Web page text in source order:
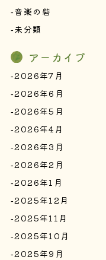
音楽の砦
未分類
アーカイブ
2026年7月
2026年6月
2026年5月
2026年4月
2026年3月
2026年2月
2026年1月
2025年12月
2025年11月
2025年10月
2025年9月